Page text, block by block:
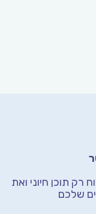
רק תוכן חיוני ואת
שלכם